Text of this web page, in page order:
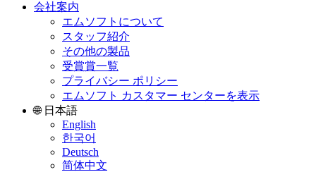
会社案内
エムソフトについて
スタッフ紹介
その他の製品
受賞賞一覧
プライバシー ポリシー
エムソフト カスタマー センターを表示
🌐 日本語
English
한국어
Deutsch
简体中文